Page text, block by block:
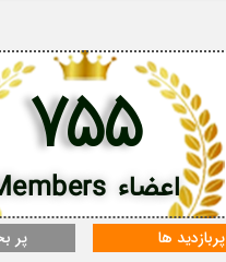
اعضاء Members
755
پربازدید ها پر